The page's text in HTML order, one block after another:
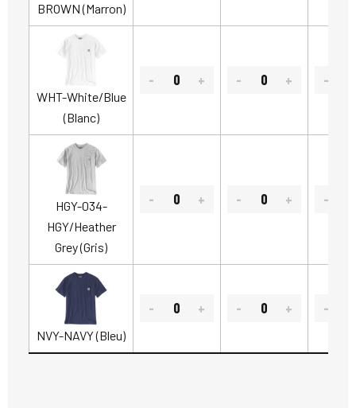
BROWN (Marron)
WHT-White/Blue
(Blanc)
HGY-034-
HGY/Heather
Grey (Gris)
NVY-NAVY (Bleu)